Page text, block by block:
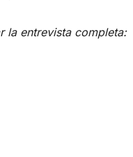
la entrevista completa: